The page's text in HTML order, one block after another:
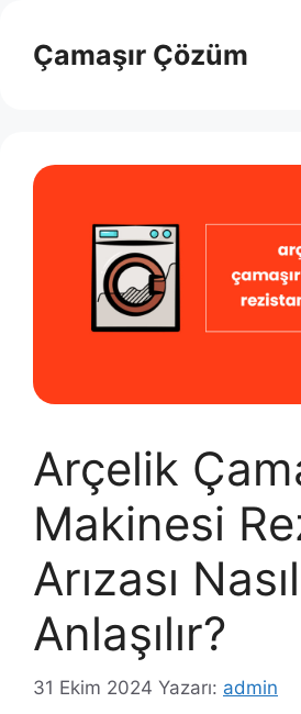
Çamaşır Çözüm
Arçelik
Makinesi
Arızası Nasıl
Anlaşılır?
31 Ekim 2024 Yazarı: admin